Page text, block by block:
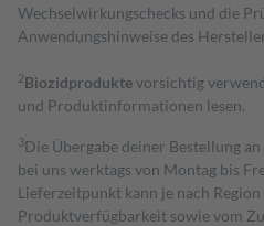
Wechselwirkungschecks und die
Anwendungshinweise des
2Biozidproduktevorsichtig
und Produktinformationen lesen.
3Die Übergabe deiner Bestellung
bei uns werktags von Montag bis
Lieferzeitpunkt kann je nach
Produktverfügbarkeit sowie vom